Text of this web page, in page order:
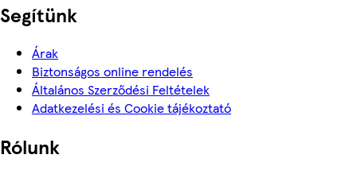
Segítünk
Árak
Biztonságos online rendelés
Általános Szerződési Feltételek
Adatkezelési és Cookie tájékoztató
Rólunk